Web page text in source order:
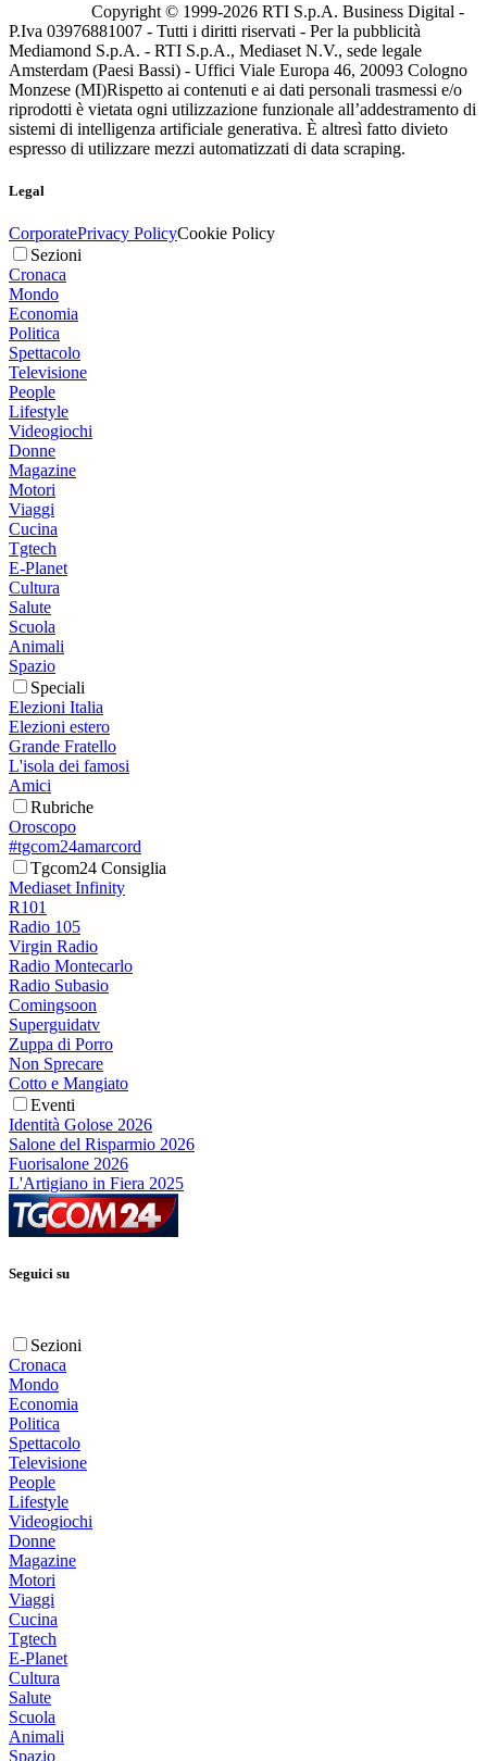
Copyright © 1999-2026 RTI S.p.A. Business Digital -
P.Iva 03976881007 - Tutti i diritti riservati - Per la pubblicità
Mediamond S.p.A. - RTI S.p.A., Mediaset N.V., sede legale
Amsterdam (Paesi Bassi) - Uffici Viale Europa 46, 20093 Cologno
Monzese (MI)Rispetto ai contenuti e ai dati personali trasmessi e/o
riprodotti è vietata ogni utilizzazione funzionale all’addestramento di
sistemi di intelligenza artificiale generativa. È altresì fatto divieto
espresso di utilizzare mezzi automatizzati di data scraping.
Legal
CorporatePrivacy PolicyCookie Policy
Sezioni
Cronaca
Mondo
Economia
Politica
Spettacolo
Televisione
People
Lifestyle
Videogiochi
Donne
Magazine
Motori
Viaggi
Cucina
Tgtech
E-Planet
Cultura
Salute
Scuola
Animali
Spazio
Speciali
Elezioni Italia
Elezioni estero
Grande Fratello
L'isola dei famosi
Amici
Rubriche
Oroscopo
#tgcom24amarcord
Tgcom24 Consiglia
Mediaset Infinity
R101
Radio 105
Virgin Radio
Radio Montecarlo
Radio Subasio
Comingsoon
Superguidatv
Zuppa di Porro
Non Sprecare
Cotto e Mangiato
Eventi
Identità Golose 2026
Salone del Risparmio 2026
Fuorisalone 2026
L'Artigiano in Fiera 2025
Seguici su
Sezioni
Cronaca
Mondo
Economia
Politica
Spettacolo
Televisione
People
Lifestyle
Videogiochi
Donne
Magazine
Motori
Viaggi
Cucina
Tgtech
E-Planet
Cultura
Salute
Scuola
Animali
Spazio